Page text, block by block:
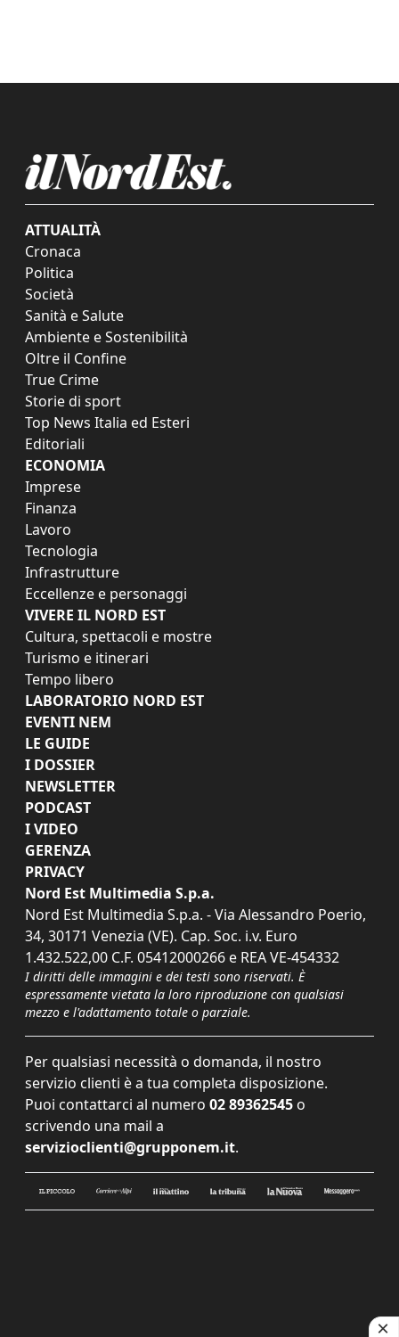
ATTUALITÀ
Cronaca
Politica
Società
Sanità e Salute
Ambiente e Sostenibilità
Oltre il Confine
True Crime
Storie di sport
Top News Italia ed Esteri
Editoriali
ECONOMIA
Imprese
Finanza
Lavoro
Tecnologia
Infrastrutture
Eccellenze e personaggi
VIVERE IL NORD EST
Cultura, spettacoli e mostre
Turismo e itinerari
Tempo libero
LABORATORIO NORD EST
EVENTI NEM
LE GUIDE
I DOSSIER
NEWSLETTER
PODCAST
I VIDEO
GERENZA
PRIVACY
Nord Est Multimedia S.p.a.
Nord Est Multimedia S.p.a. - Via Alessandro Poerio,
34, 30171 Venezia (VE). Cap. Soc. i.v. Euro
1.432.522,00 C.F. 05412000266 e REA VE-454332
I diritti delle immagini e dei testi sono riservati. È
espressamente vietata la loro riproduzione con qualsiasi
mezzo e l'adattamento totale o parziale.
Per qualsiasi necessità o domanda, il nostro
servizio clienti è a tua completa disposizione.
Puoi contattarci al numero 02 89362545 o
scrivendo una mail a
servizioclienti@grupponem.it.